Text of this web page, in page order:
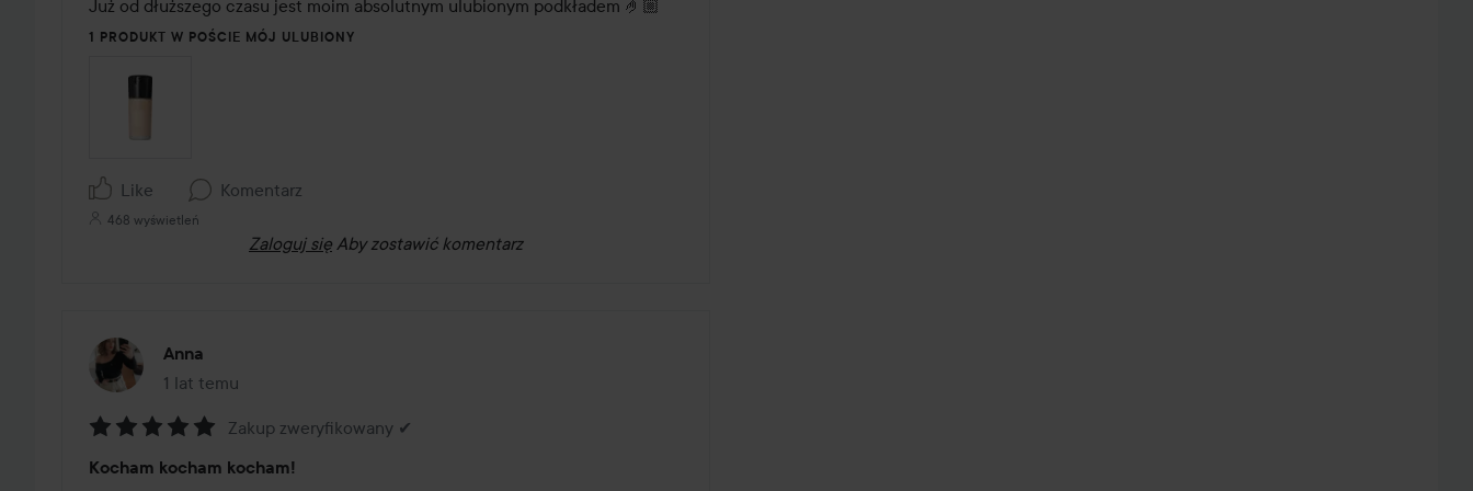
5
Już od dłuższego czasu jest moim absolutnym ulubionym podkładem 🤌🏼
1 PRODUKT W POŚCIE MÓJ ULUBIONY
Like Komentarz
468 wyświetleń
Zaloguj się Aby zostawić komentarz
Anna
1 lat temu
Post został utworzony 1 lat temu
5
Zakup zweryfikowany ✔
Kocham kocham kocham!